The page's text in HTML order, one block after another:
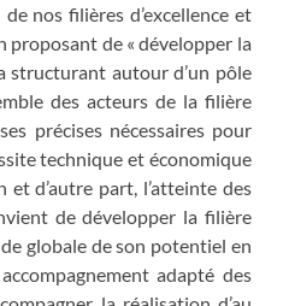
nos filières d’excellence et
proposant de « développer la
structurant autour d’un pôle
des acteurs de la filière
précises nécessaires pour
technique et économique
d’autre part, l’atteinte des
de développer la filière
globale de son potentiel en
adapté des